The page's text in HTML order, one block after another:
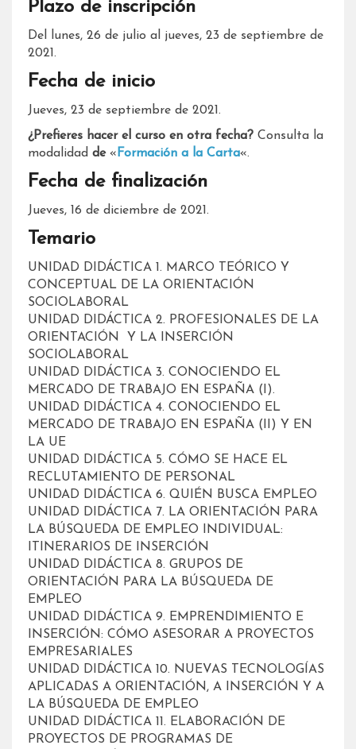
Plazo de inscripción
Del lunes, 26 de julio al jueves, 23 de septiembre de
2021.
Fecha de inicio
Jueves, 23 de septiembre de 2021.
¿Prefieres hacer el curso en otra fecha? Consulta la
modalidad de« Formación a la Carta«.
Fecha de finalización
Jueves, 16 de diciembre de 2021.
Temario
UNIDAD DIDÁCTICA 1. MARCO TEÓRICO Y
CONCEPTUAL DE LA ORIENTACIÓN
SOCIOLABORAL
UNIDAD DIDÁCTICA 2. PROFESIONALES DE LA
ORIENTACIÓN Y LA INSERCIÓN
SOCIOLABORAL
UNIDAD DIDÁCTICA 3. CONOCIENDO EL
MERCADO DE TRABAJO EN ESPAÑA (I).
UNIDAD DIDÁCTICA 4. CONOCIENDO EL
MERCADO DE TRABAJO EN ESPAÑA (II) Y EN
LA UE
UNIDAD DIDÁCTICA 5. CÓMO SE HACE EL
RECLUTAMIENTO DE PERSONAL
UNIDAD DIDÁCTICA 6. QUIÉN BUSCA EMPLEO
UNIDAD DIDÁCTICA 7. LA ORIENTACIÓN PARA
LA BÚSQUEDA DE EMPLEO INDIVIDUAL:
ITINERARIOS DE INSERCIÓN
UNIDAD DIDÁCTICA 8. GRUPOS DE
ORIENTACIÓN PARA LA BÚSQUEDA DE
EMPLEO
UNIDAD DIDÁCTICA 9. EMPRENDIMIENTO E
INSERCIÓN: CÓMO ASESORAR A PROYECTOS
EMPRESARIALES
UNIDAD DIDÁCTICA 10. NUEVAS TECNOLOGÍAS
APLICADAS A ORIENTACIÓN, A INSERCIÓN Y A
LA BÚSQUEDA DE EMPLEO
UNIDAD DIDÁCTICA 11. ELABORACIÓN DE
PROYECTOS DE PROGRAMAS DE